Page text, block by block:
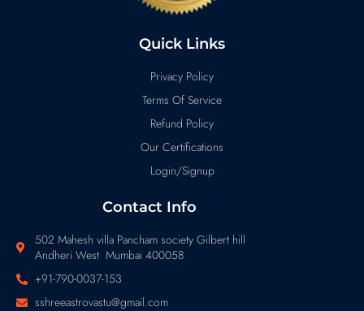
Quick Links
Privacy Policy
Terms Of Service
Refund Policy
Our Certifications
Login/Signup
Contact Info
502 Mahesh villa Pancham society Gilbert hill
Andheri West Mumbai 400058
+91-790-0037-153
sshreeastrovastu@gmail.com